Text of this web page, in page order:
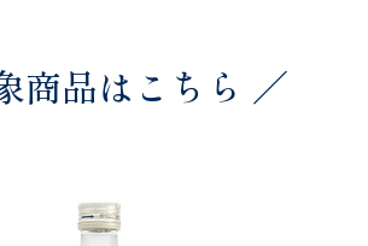
商品はこちら ／